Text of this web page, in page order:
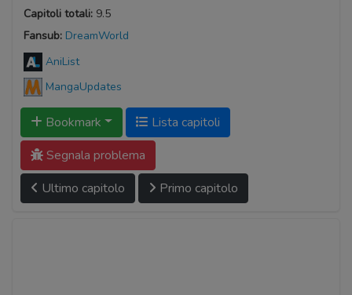
Capitoli totali: 9.5
Fansub: DreamWorld
AniList
MangaUpdates
Bookmark
Lista capitoli
Segnala problema
Ultimo capitolo
Primo capitolo